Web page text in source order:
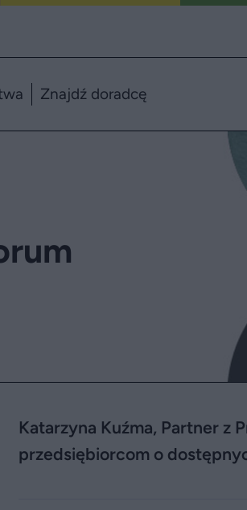
Znajdź doradcę
Katarzyna Kuźma, Partner z
przedsiębiorcom o